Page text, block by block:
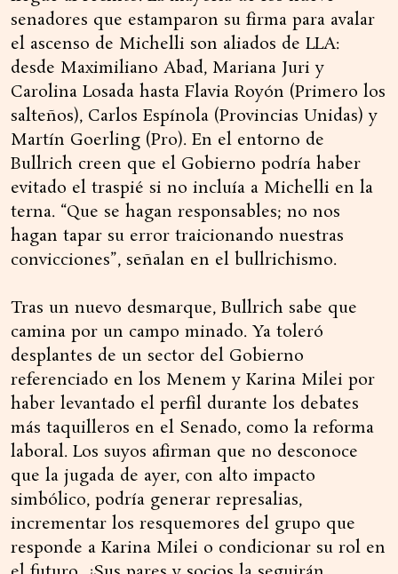
senadores que estamparon su firma para avalar
el ascenso de Michelli son aliados de LLA:
desde Maximiliano Abad, Mariana Juri y
Carolina Losada hasta Flavia Royón (Primero los
salteños), Carlos Espínola (Provincias Unidas) y
Martín Goerling (Pro). En el entorno de
Bullrich creen que el Gobierno podría haber
evitado el traspié si no incluía a Michelli en la
terna. “Que se hagan responsables; no nos
hagan tapar su error traicionando nuestras
convicciones”, señalan en el bullrichismo.
Tras un nuevo desmarque, Bullrich sabe que
camina por un campo minado. Ya toleró
desplantes de un sector del Gobierno
referenciado en los Menem y Karina Milei por
haber levantado el perfil durante los debates
más taquilleros en el Senado, como la reforma
laboral. Los suyos afirman que no desconoce
que la jugada de ayer, con alto impacto
simbólico, podría generar represalias,
incrementar los resquemores del grupo que
responde a Karina Milei o condicionar su rol en